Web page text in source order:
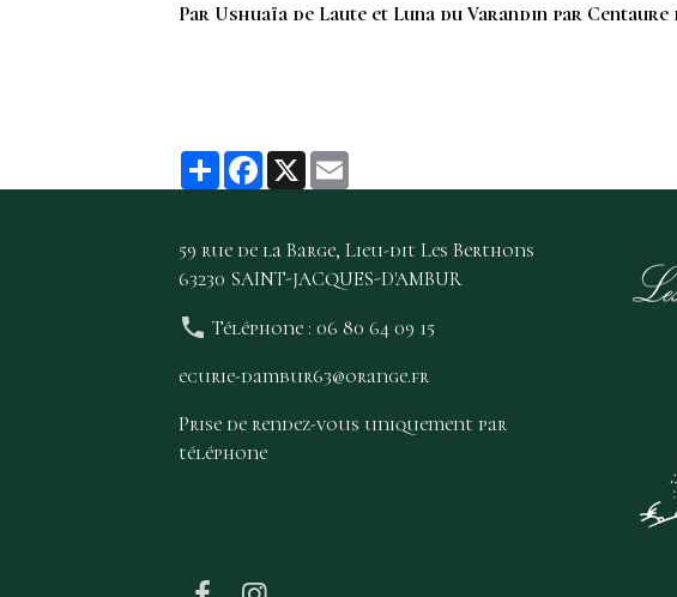
Par Ushuaïa de Laute et Luna du Varandin par Centaure
PartagerFacebook
X
59 rue de la Barge, Lieu-dit Les Berthons
63230 SAINT-JACQUES-D'AMBUR
Téléphone : 06 80 64 09 15
ecurie-dambur63@orange.fr
Prise de rendez-vous uniquement par
téléphone